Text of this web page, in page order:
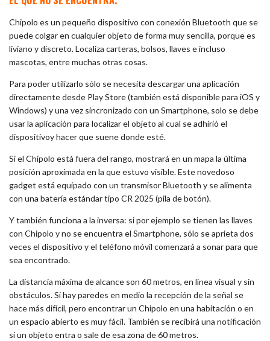
Chipolo es un pequeño dispositivo con conexión Bluetooth que se
puede colgar en cualquier objeto de forma muy sencilla, porque es
liviano y discreto. Localiza carteras, bolsos, llaves e incluso
mascotas, entre muchas otras cosas.
Para poder utilizarlo sólo se necesita descargar una aplicación
directamente desde Play Store (también está disponible para iOS y
Windows) y una vez sincronizado con un Smartphone, solo se debe
usar la aplicación para localizar el objeto al cual se adhirió el
dispositivoy hacer que suene donde esté.
Si el Chipolo está fuera del rango, mostrará en un mapa la última
posición aproximada en la que estuvo visible. Este novedoso
gadget está equipado con un transmisor Bluetooth y se alimenta
con una batería estándar tipo CR 2025 (pila de botón).
Y también funciona a la inversa: si por ejemplo se tienen las llaves
con Chipolo y no se encuentra el Smartphone, sólo se aprieta dos
veces el dispositivo y el teléfono móvil comenzará a sonar para que
sea encontrado.
La distancia máxima de alcance son 60 metros, en línea visual y sin
obstáculos. Si hay paredes en medio la recepción de la señal se
hace más difícil, pero encontrar un Chipolo en una habitación o en
un espacio abierto es muy fácil. También se recibirá una notificación
si un objeto entra o sale de esa zona de 60 metros.